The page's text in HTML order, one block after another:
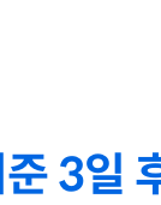
3일